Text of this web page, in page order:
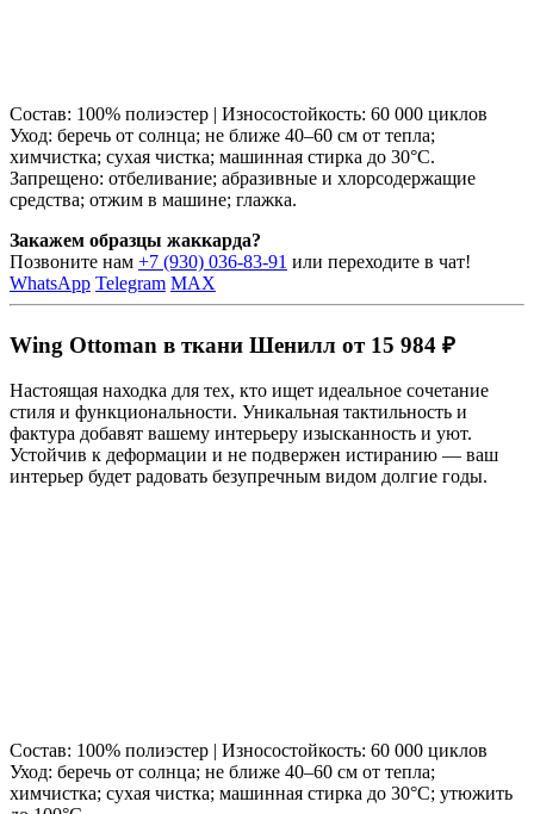
Состав: 100% полиэстер | Износостойкость: 60 000 циклов
Уход: беречь от солнца; не ближе 40–60 см от тепла;
химчистка; сухая чистка; машинная стирка до 30°C.
Запрещено: отбеливание; абразивные и хлорсодержащие
средства; отжим в машине; глажка.
Закажем образцы жаккарда?
Позвоните нам +7 (930) 036-83-91 или переходите в чат!
WhatsApp Telegram MAX
Wing Ottoman в ткани Шенилл от 15 984 ₽
Настоящая находка для тех, кто ищет идеальное сочетание
стиля и функциональности. Уникальная тактильность и
фактура добавят вашему интерьеру изысканность и уют.
Устойчив к деформации и не подвержен истиранию — ваш
интерьер будет радовать безупречным видом долгие годы.
Состав: 100% полиэстер | Износостойкость: 60 000 циклов
Уход: беречь от солнца; не ближе 40–60 см от тепла;
химчистка; сухая чистка; машинная стирка до 30°C; утюжить